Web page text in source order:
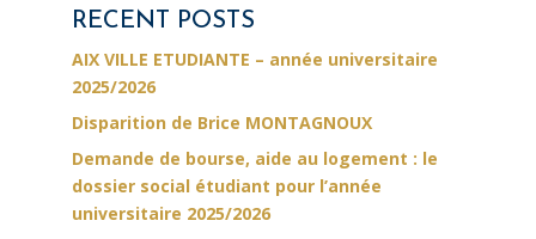
RECENT POSTS
AIX VILLE ETUDIANTE – année universitaire
2025/2026
Disparition de Brice MONTAGNOUX
Demande de bourse, aide au logement : le
dossier social étudiant pour l’année
universitaire 2025/2026